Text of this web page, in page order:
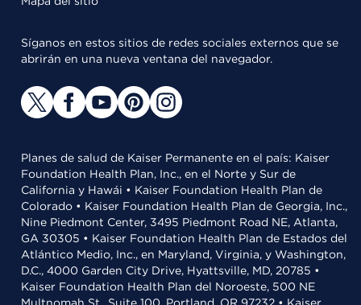
Síganos en estos sitios de redes sociales externos que se
abrirán en una nueva ventana del navegador.
Planes de salud de Kaiser Permanente en el país: Kaiser
Foundation Health Plan, Inc., en el Norte y Sur de
California y Hawái • Kaiser Foundation Health Plan de
Colorado • Kaiser Foundation Health Plan de Georgia, Inc.,
Nine Piedmont Center, 3495 Piedmont Road NE, Atlanta,
GA 30305 • Kaiser Foundation Health Plan de Estados del
Atlántico Medio, Inc., en Maryland, Virginia, y Washington,
D.C., 4000 Garden City Drive, Hyattsville, MD, 20785 •
Kaiser Foundation Health Plan del Noroeste, 500 NE